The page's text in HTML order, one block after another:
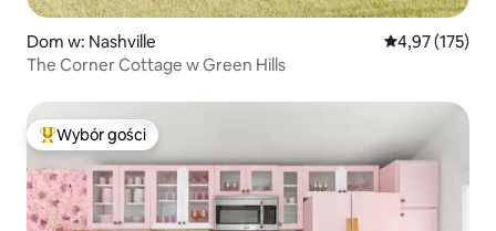
Dom w: Nashville Średnia
4,97 (175)
The Corner Cottage w Green Hills
Najpopularniejsze z kategorii Wybór gości
Wybór gości